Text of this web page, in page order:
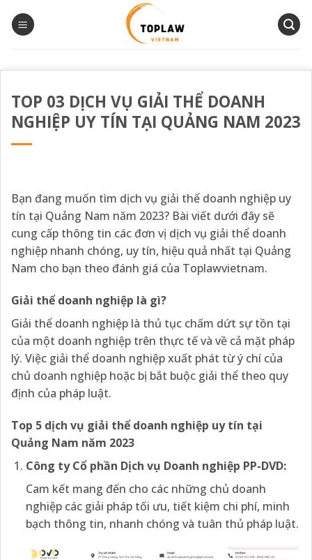
qua
TOP 03 DỊCH VỤ GIẢI THỂ DOANH
NGHIỆP UY TÍN TẠI QUẢNG NAM 2023
Bạn đang muốn tìm dịch vụ giải thể doanh nghiệp uy
tín tại Quảng Nam năm 2023? Bài viết dưới đây sẽ
cung cấp thông tin các đơn vị dịch vụ giải thể doanh
nghiệp nhanh chóng, uy tín, hiệu quả nhất tại Quảng
Nam cho bạn theo đánh giá của Toplawvietnam.
Giải thể doanh nghiệp là gì?
Giải thể doanh nghiệp là thủ tục chấm dứt sự tồn tại
của một doanh nghiệp trên thực tế và về cả mặt pháp
lý. Việc giải thể doanh nghiệp xuất phát từ ý chí của
chủ doanh nghiệp hoặc bị bắt buộc giải thể theo quy
định của pháp luật.
Top 5 dịch vụ giải thểdoanh nghiệp uy tín tại
Quảng Nam năm 2023
Công ty Cổ phần Dịch vụ Doanh nghiệp PP-DVD:
Cam kết mang đến cho các những chủ doanh
nghiệp các giải pháp tối ưu, tiết kiệm chi phí, minh
bạch thông tin, nhanh chóng và tuân thủ pháp luật.